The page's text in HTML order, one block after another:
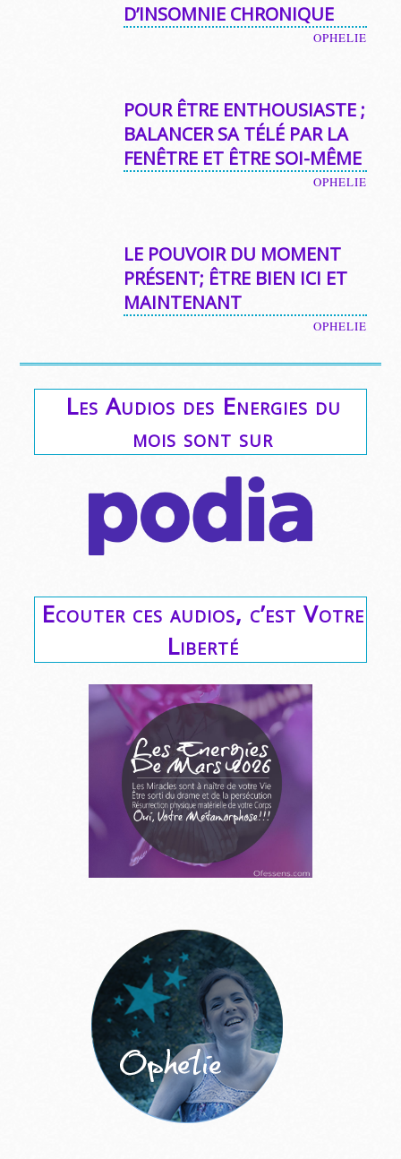
D’INSOMNIE CHRONIQUE
OPHELIE
POUR ÊTRE ENTHOUSIASTE ;
BALANCER SA TÉLÉ PAR LA
FENÊTRE ET ÊTRE SOI-MÊME
OPHELIE
LE POUVOIR DU MOMENT
PRÉSENT; ÊTRE BIEN ICI ET
MAINTENANT
OPHELIE
Les Audios des Energies du
mois sont sur
Ecouter ces audios, c’est Votre
Liberté